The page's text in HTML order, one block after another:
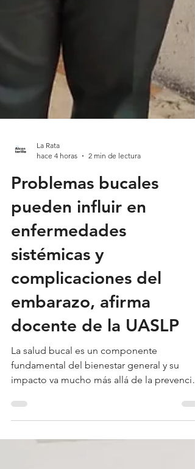
hace 4 horas
2 min de lectura
Problemas bucales
pueden influir en
enfermedades
sistémicas y
complicaciones del
embarazo, afirma
docente de la UASLP
La salud bucal es un componente
impacto va mucho más allá de la
de caries, afirmó la Dra. Rita Elizabeth